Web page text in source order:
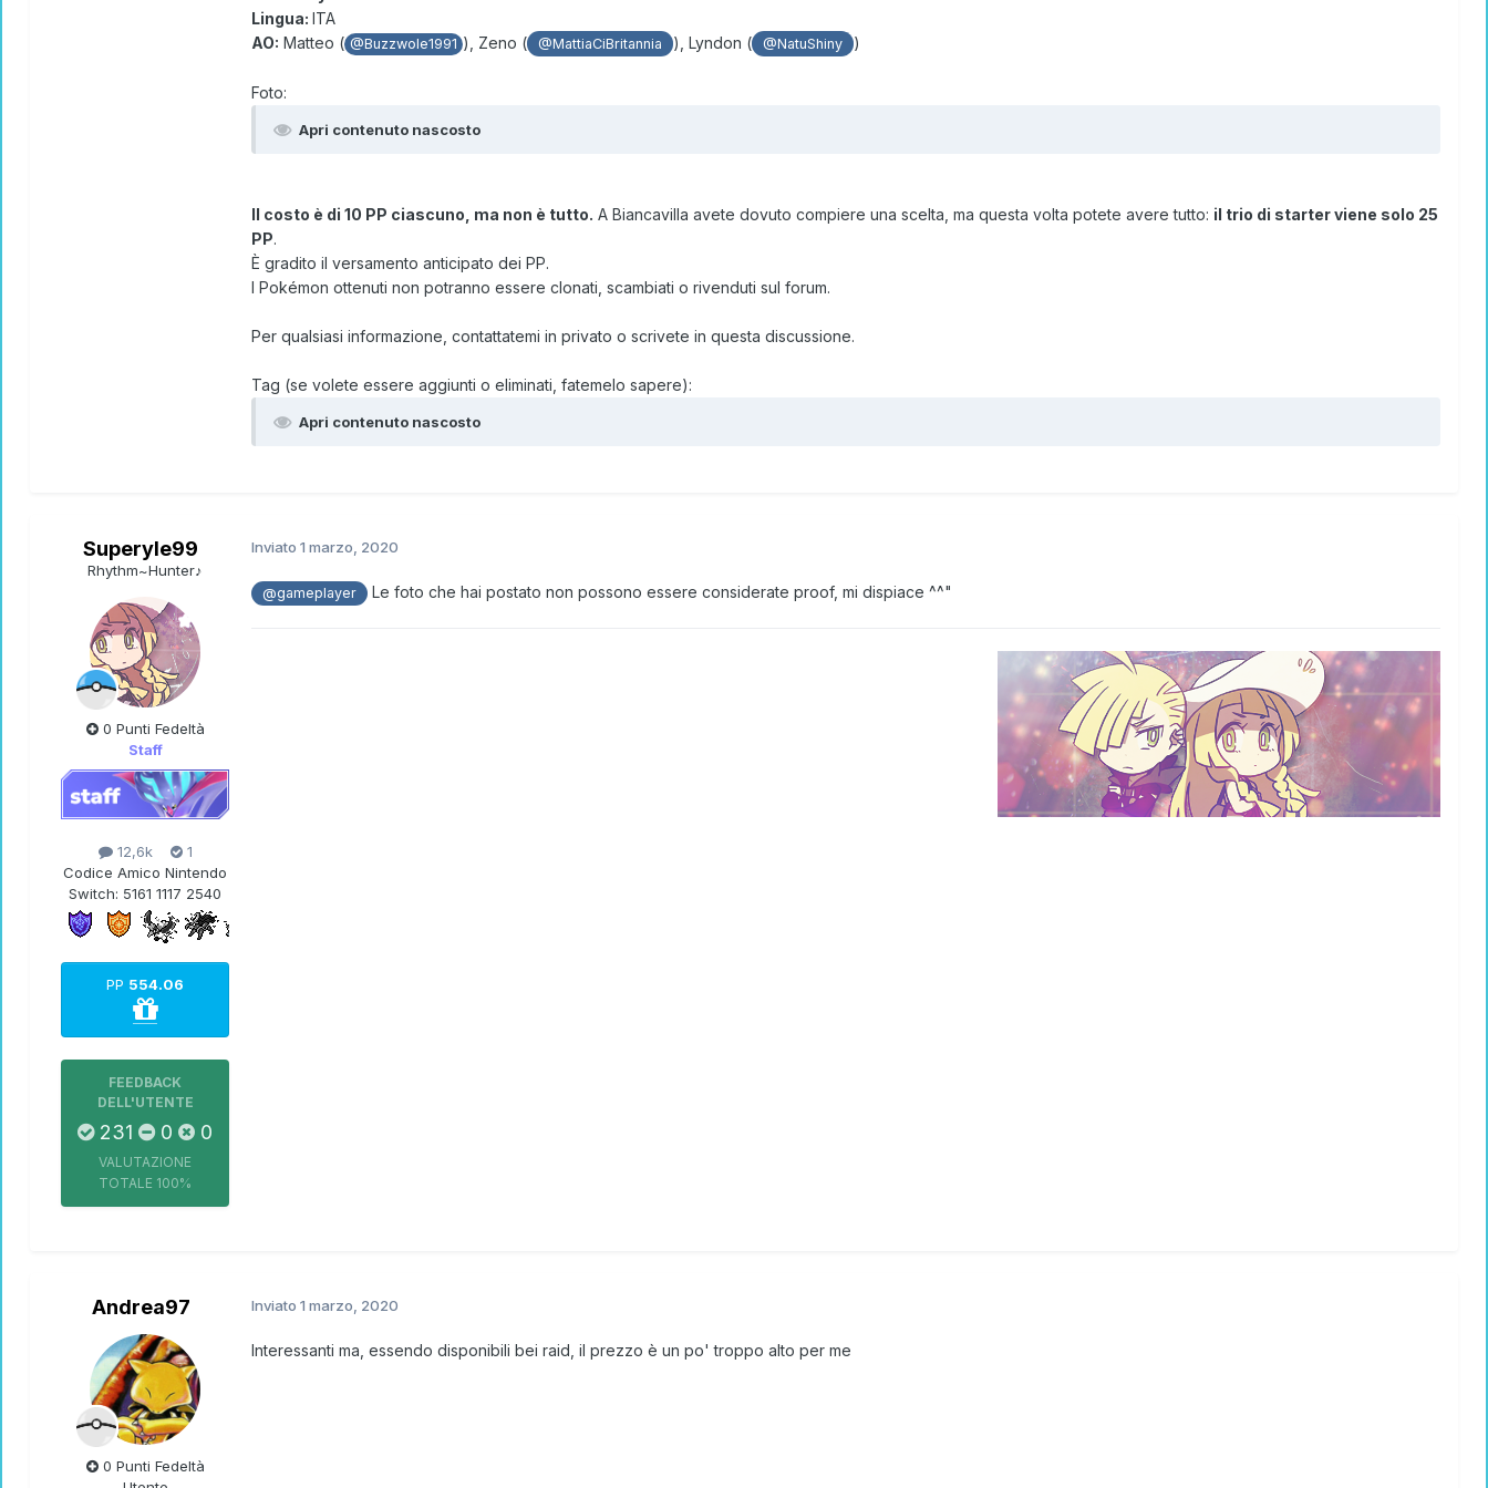
Lingua: ITA
AO: Matteo ( @Buzzwole1991 ), Zeno ( @MattiaCiBritannia ), Lyndon ( @NatuShiny )
Foto:
Apri contenuto nascosto
Il costo è di 10 PP ciascuno, ma non è tutto. A Biancavilla avete dovuto compiere una scelta, ma questa volta potete avere tutto: il trio di starter viene solo 25
PP.
È gradito il versamento anticipato dei PP.
I Pokémon ottenuti non potranno essere clonati, scambiati o rivenduti sul forum.
Per qualsiasi informazione, contattatemi in privato o scrivete in questa discussione.
Tag (se volete essere aggiunti o eliminati, fatemelo sapere):
Apri contenuto nascosto
Superyle99
Rhythm~Hunter♪
0 Punti Fedeltà
Staff
12,6k
1
Codice Amico Nintendo
Switch: 5161 1117 2540
PP 554.06
FEEDBACK
DELL'UTENTE
231 0 0
VALUTAZIONE
TOTALE 100%
Inviato 1 marzo, 2020
@gameplayer Le foto che hai postato non possono essere considerate proof, mi dispiace ^^"
Andrea97
0 Punti Fedeltà
Inviato 1 marzo, 2020
Interessanti ma, essendo disponibili bei raid, il prezzo è un po' troppo alto per me